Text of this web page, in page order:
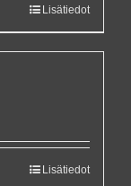
Lisätiedot
Lisätiedot